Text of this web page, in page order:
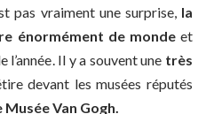
pas vraiment une surprise, la
énormément de mondeet
l’année. Il y a souvent une très
devant les musées réputés
Musée Van Gogh.